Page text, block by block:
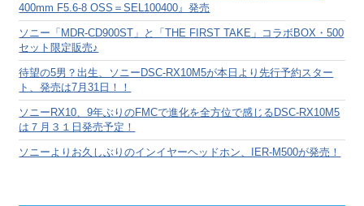
400mm F5.6-8 OSS＝SEL100400』発売
ソニー「MDR-CD900ST」と「THE FIRST TAKE」コラボBOX・500
セット限定販売♪
待望の5男？出生、ソニーDSC-RX10M5が本日より先行予約スター
ト、発売は7月31日！！
ソニーRX10、9年ぶりのFMCで進化を全方位で感じるDSC-RX10M5
は７月３１日発売予定！
ソニーよりお久しぶりのインイヤーヘッドホン、IER-M500が発売！